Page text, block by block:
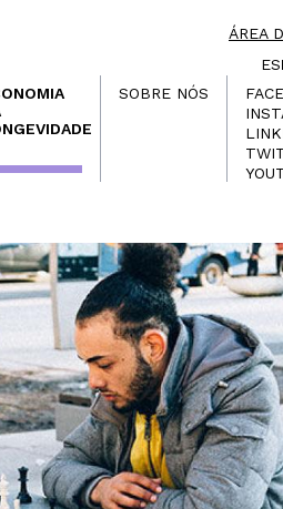
ÁREA
ES
SOBRE NÓS